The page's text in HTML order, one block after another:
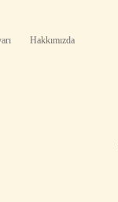
Hakkımızda